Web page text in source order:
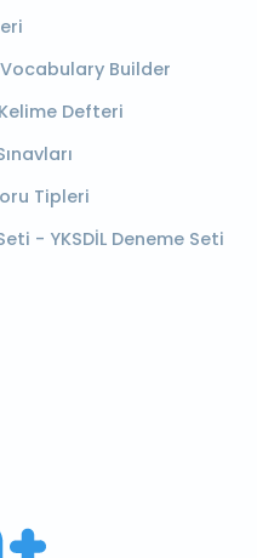
Builder
Kelime Defteri
Tipleri
- YKSDİL Deneme Seti